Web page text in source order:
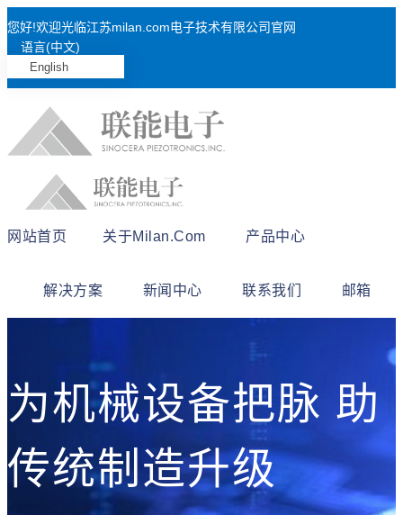
您好!欢迎光临江苏milan.com电子技术有限公司官网
语言(中文)
English
网站首页 关于milan.com 产品中心
解决方案 新闻中心 联系我们 邮箱
为机械设备把脉 助
传统制造升级